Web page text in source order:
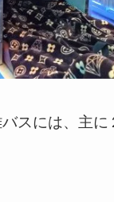
スには、主に